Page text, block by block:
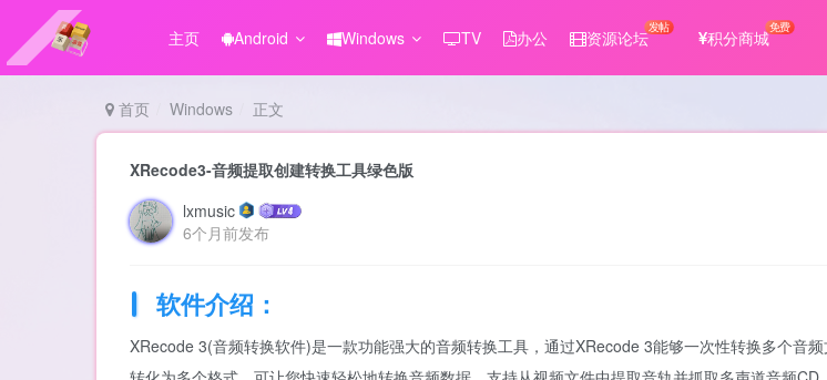
主页 Android Windows TV 办公 资源论坛
发帖
积分商城
免费
首页 Windows 正文
XRecode3-音频提取创建转换工具绿色版
lxmusic
6个月前发布
软件介绍：
XRecode 3(音频转换软件)是一款功能强大的音频转换工具，通过XRecode 3能够一次性转换多个音